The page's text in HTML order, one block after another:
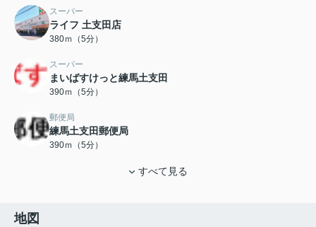
スーパー
ライフ 土支田店
380ｍ（5分）
スーパー
まいばすけっと練馬土支田
390ｍ（5分）
郵便局
練馬土支田郵便局
390ｍ（5分）
すべて見る
地図